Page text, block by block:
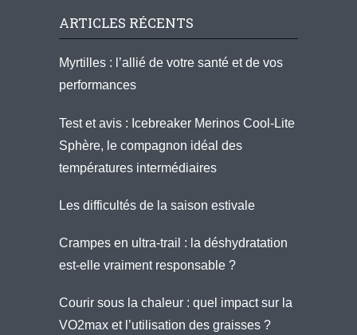
ARTICLES RÉCENTS
Myrtilles : l’allié de votre santé et de vos
performances
Test et avis : Icebreaker Merinos Cool-Lite
Sphère, le compagnon idéal des
températures intermédiaires
Les difficultés de la saison estivale
Crampes en ultra-trail : la déshydratation
est-elle vraiment responsable ?
Courir sous la chaleur : quel impact sur la
VO2max et l’utilisation des graisses ?